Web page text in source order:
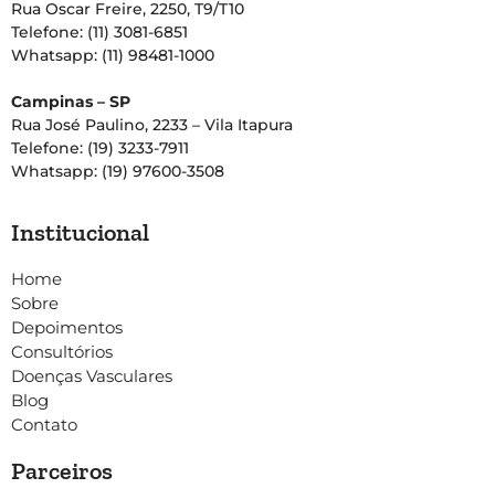
Rua Oscar Freire, 2250, T9/T10
Telefone: (11) 3081-6851
Whatsapp: (11) 98481-1000
Campinas – SP
Rua José Paulino, 2233 – Vila Itapura
Telefone: (19) 3233-7911
Whatsapp: (19) 97600-3508
Institucional
Home
Sobre
Depoimentos
Consultórios
Doenças Vasculares
Blog
Contato
Parceiros